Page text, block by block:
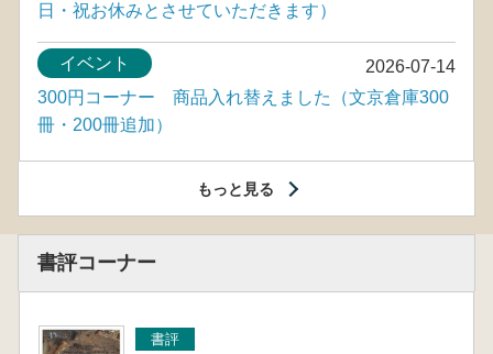
日・祝お休みとさせていただきます）
2026-07-14
イベント
300円コーナー 商品入れ替えました（文京倉庫300
冊・200冊追加）
もっと見る
書評コーナー
書評